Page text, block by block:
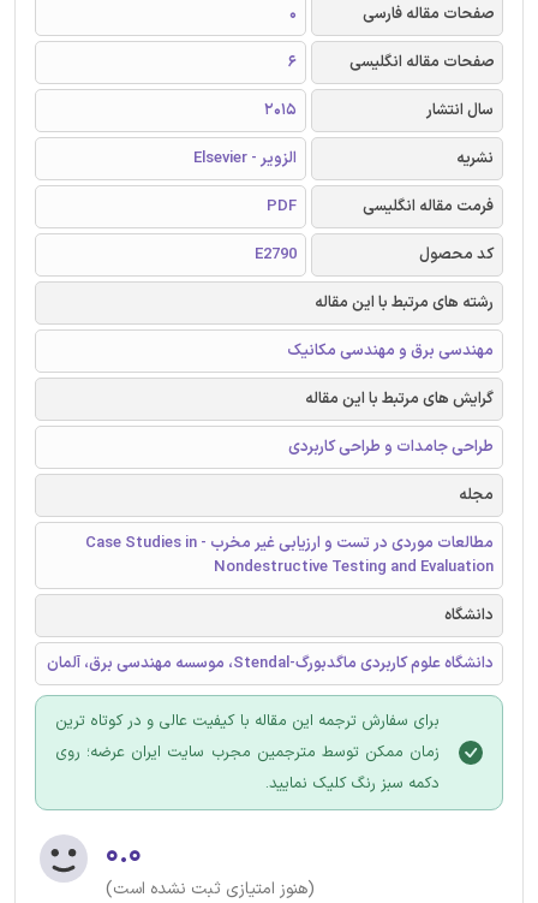
صفحات مقاله فارسی
0
صفحات مقاله انگلیسی
6
سال انتشار
2015
نشریه
الزویر - Elsevier
فرمت مقاله انگلیسی
PDF
کد محصول
E2790
رشته های مرتبط با این مقاله
مهندسی برق و مهندسی مکانیک
گرایش های مرتبط با این مقاله
طراحی جامدات و طراحی کاربردی
مجله
مطالعات موردی در تست و ارزیابی غیر مخرب - Case Studies in
Nondestructive Testing and Evaluation
دانشگاه
دانشگاه علوم کاربردی ماگدبورگ-Stendal، موسسه مهندسی برق، آلمان
برای سفارش ترجمه این مقاله با کیفیت عالی و در کوتاه ترین
زمان ممکن توسط مترجمین مجرب سایت ایران عرضه؛ روی
دکمه سبز رنگ کلیک نمایید.
۰.۰
(هنوز امتیازی ثبت نشده است)